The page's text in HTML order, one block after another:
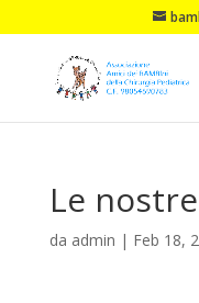
Le
da admin | Feb 18,